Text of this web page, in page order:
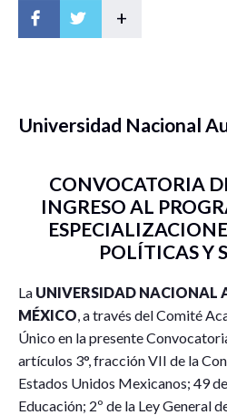
+
Universidad Nacional
CONVOCATORIA
INGRESO AL
POLÍTICAS Y
La UNIVERSIDAD NACIONAL
MÉXICO, a través del Comité
Único en la presente
artículos 3°, fracción VII de la
Estados Unidos Mexicanos; 49
Educación; 2º de la Ley General